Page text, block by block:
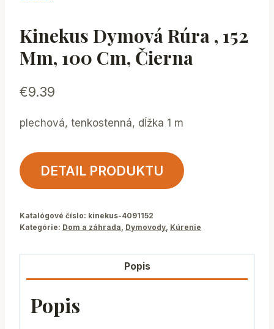
Kinekus Dymová Rúra , 152
Mm, 100 Cm, Čierna
€9.39
plechová, tenkostenná, dĺžka 1 m
DETAIL PRODUKTU
Katalógové číslo: kinekus-4091152
Kategórie: Dom a záhrada, Dymovody, Kúrenie
Popis
Popis